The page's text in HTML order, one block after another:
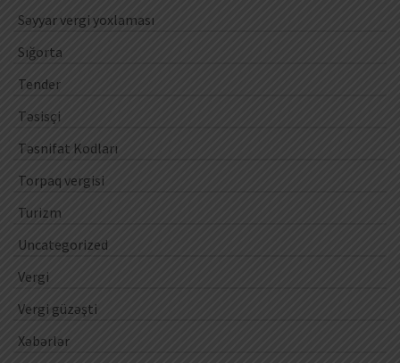
Səyyar vergi yoxlaması
Sığorta
Tender
Təsisçi
Təsnifat Kodları
Torpaq vergisi
Turizm
Uncategorized
Vergi
Vergi güzəşti
Xəbərlər